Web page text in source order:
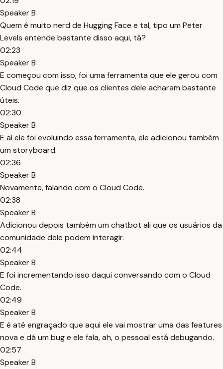
Speaker B
Quem é muito nerd de Hugging Face e tal, tipo um Peter
Levels entende bastante disso aqui, tá?
02:23
Speaker B
E começou com isso, foi uma ferramenta que ele gerou com
Cloud Code que diz que os clientes dele acharam bastante
úteis.
02:30
Speaker B
E aí ele foi evoluindo essa ferramenta, ele adicionou também
um storyboard.
02:36
Speaker B
Novamente, falando com o Cloud Code.
02:38
Speaker B
Adicionou depois também um chatbot ali que os usuários da
comunidade dele podem interagir.
02:44
Speaker B
E foi incrementando isso daqui conversando com o Cloud
Code.
02:49
Speaker B
E é até engraçado que aqui ele vai mostrar uma das features
nova e dá um bug e ele fala, ah, o pessoal está debugando.
02:57
Speaker B